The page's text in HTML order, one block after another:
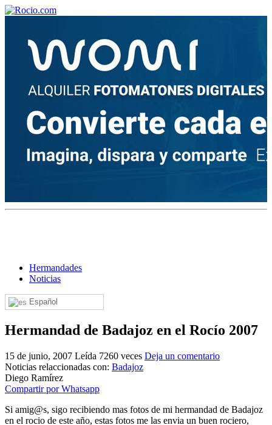
Hermandades
Noticias
Español
Hermandad de Badajoz en el Rocío 2007
15 de junio, 2007 Leída 7260 veces Deja un comentario
Noticias relaccionadas con: Badajoz
Diego Ramírez
Compartir por Whatsapp
Si amig@s, sigo recibiendo mas fotos de mi hermandad de Badajoz
en el rocio de este año, estas fotos me las envia un buen rociero,
¡Bienvenido! Soy el asistente virtual de rocio.com.
¿En qué puedo ayudarte?
¿Cuándo se construyó la primera ermita?
El traslado cada siete años
¿Cuales son los actos principales que se celebran en el
Quiero hacer el camino,¿que tengo que hacer?
En el Rocío, ¿dónde me alojo?